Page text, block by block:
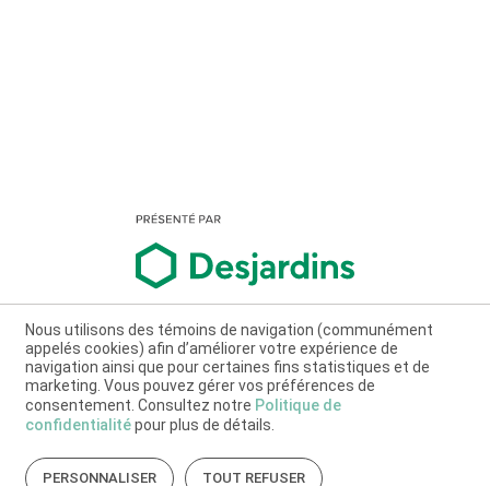
Nous utilisons des témoins de navigation (communément
appelés cookies) afin d’améliorer votre expérience de
navigation ainsi que pour certaines fins statistiques et de
marketing. Vous pouvez gérer vos préférences de
consentement. Consultez notre Politique de
confidentialitépour plus de détails.
PERSONNALISER TOUT REFUSER